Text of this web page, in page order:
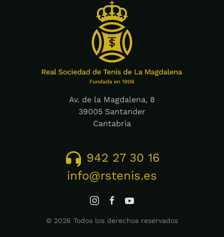
Av. de la Magdalena, 8
39005 Santander
Cantabria
942 27 30 16
info@rstenis.es
© 2026 Todos los derechos reservados